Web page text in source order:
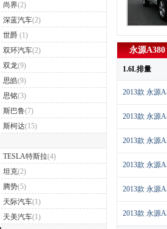
尚界(2)
深蓝汽车(2)
世爵 (1)
双环汽车(2)
双龙(9)
思皓(9)
思铭(3)
斯巴鲁(7)
斯柯达(15)
TESLA特斯拉(4)
坦克(2)
腾势(5)
天际汽车(1)
天美汽车(1)
永源
1.6L排量
2013款 永源
2013款 永源
2013款 永源
2013款 永源
2013款 永源
2013款 永源